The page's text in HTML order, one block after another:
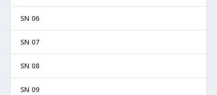
SN 06
SN 07
SN 08
SN 09